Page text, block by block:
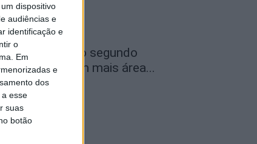
dispositivo
audiências e
identificação e
o
Em
e
dos
esse
suas
botão
Viseu é o segundo
do país com mais área...
2026